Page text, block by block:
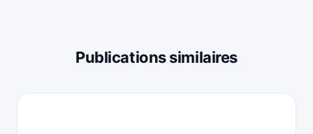
Publications similaires